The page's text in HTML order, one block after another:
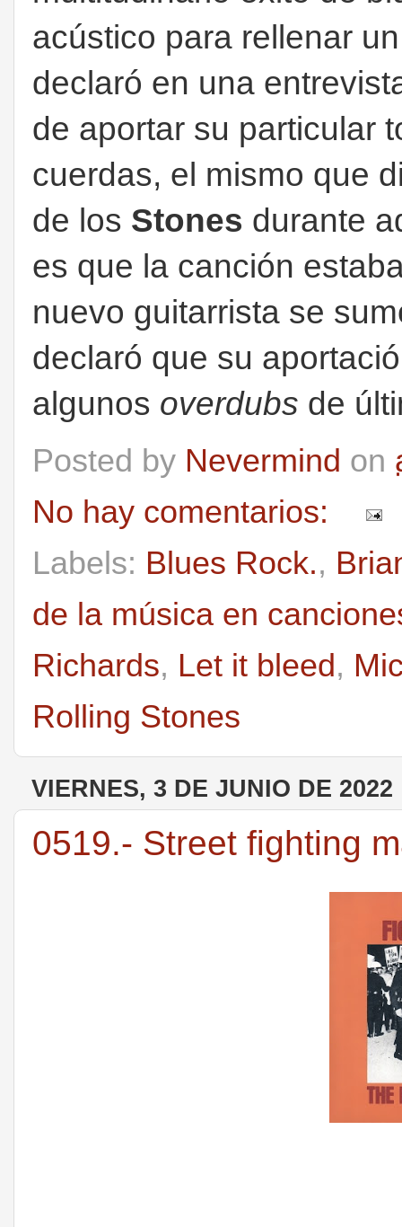
acústico para rellenar
declaró en una
de aportar su particular
cuerdas, el mismo que
de los Stones durante
es que la canción
nuevo guitarrista se
declaró que su
algunos overdubs de
Posted by Nevermind on
No hay comentarios:
Labels: Blues Rock.,
de la música en
Richards, Let it bleed ,
Rolling Stones
VIERNES, 3 DE JUNIO DE 2022
0519.- Street fighting